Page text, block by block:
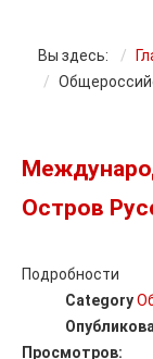
Вы здесь:
Остров
Подробности
Category
Просмотров: